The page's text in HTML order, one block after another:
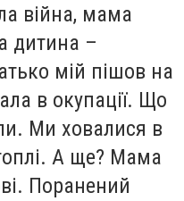
війна, мама
дитина –
мій пішов на
в окупації. Що
Ми ховалися в
А ще? Мама
Поранений